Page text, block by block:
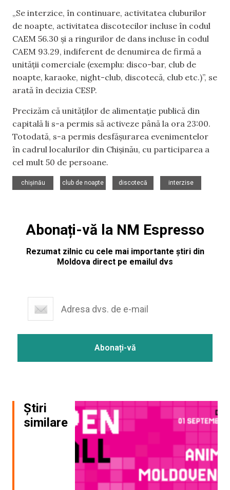
„Se interzice, în continuare, activitatea cluburilor
de noapte, activitatea discotecilor incluse în codul
CAEM 56.30 şi a ringurilor de dans incluse în codul
CAEM 93.29, indiferent de denumirea de firmă a
unităţii comerciale (exemplu: disco-bar, club de
noapte, karaoke, night-club, discotecă, club etc.)”, se
arată în decizia CESP.
Precizăm că unităților de alimentație publică din
capitală li s-a permis să activeze până la ora 23:00.
Totodată, s-a permis desfășurarea evenimentelor
în cadrul localurilor din Chișinău, cu participarea a
cel mult 50 de persoane.
chișinău
club de noapte
discotecă
interzise
Abonați-vă la NM Espresso
Rezumat zilnic cu cele mai importante știri din
Moldova direct pe emailul dvs
Știri
similare